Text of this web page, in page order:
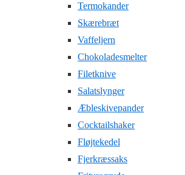
Termokander
Skærebræt
Vaffeljern
Chokoladesmelter
Filetknive
Salatslynger
Æbleskivepander
Cocktailshaker
Fløjtekedel
Fjerkræssaks